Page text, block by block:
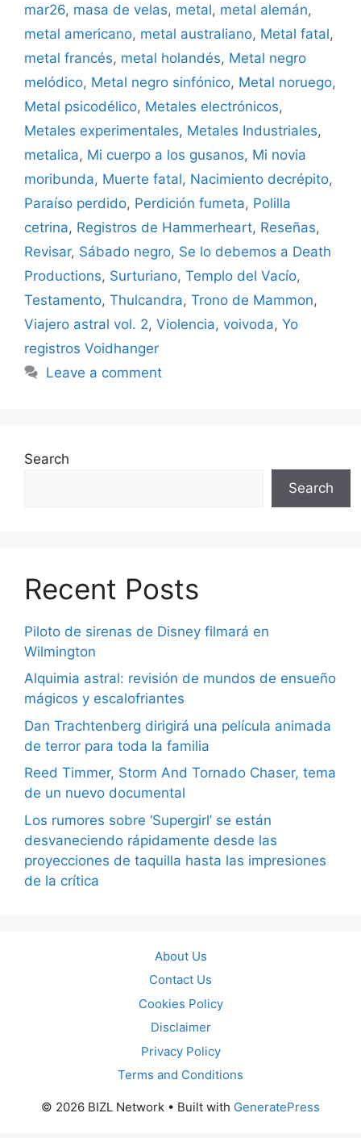
mar26, masa de velas, metal, metal alemán,
metal americano, metal australiano, Metal fatal,
metal francés, metal holandés, Metal negro
melódico, Metal negro sinfónico, Metal noruego,
Metal psicodélico, Metales electrónicos,
Metales experimentales, Metales Industriales,
metalica, Mi cuerpo a los gusanos, Mi novia
moribunda, Muerte fatal, Nacimiento decrépito,
Paraíso perdido, Perdición fumeta, Polilla
cetrina, Registros de Hammerheart, Reseñas,
Revisar, Sábado negro, Se lo debemos a Death
Productions, Surturiano, Templo del Vacío,
Testamento, Thulcandra, Trono de Mammon,
Viajero astral vol. 2, Violencia, voivoda, Yo
registros Voidhanger
Leave a comment
Search
Search
Recent Posts
Piloto de sirenas de Disney filmará en
Wilmington
Alquimia astral: revisión de mundos de ensueño
mágicos y escalofriantes
Dan Trachtenberg dirigirá una película animada
de terror para toda la familia
Reed Timmer, Storm And Tornado Chaser, tema
de un nuevo documental
Los rumores sobre ‘Supergirl’ se están
desvaneciendo rápidamente desde las
proyecciones de taquilla hasta las impresiones
de la crítica
About Us
Contact Us
Cookies Policy
Disclaimer
Privacy Policy
Terms and Conditions
© 2026 BIZL Network • Built with GeneratePress